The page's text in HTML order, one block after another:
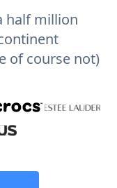
half million
of course not)